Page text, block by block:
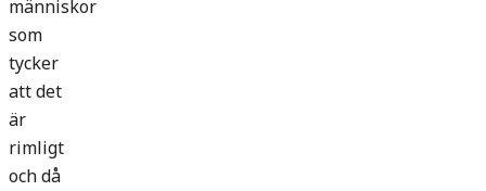
som
tycker
att det
är
rimligt
och då